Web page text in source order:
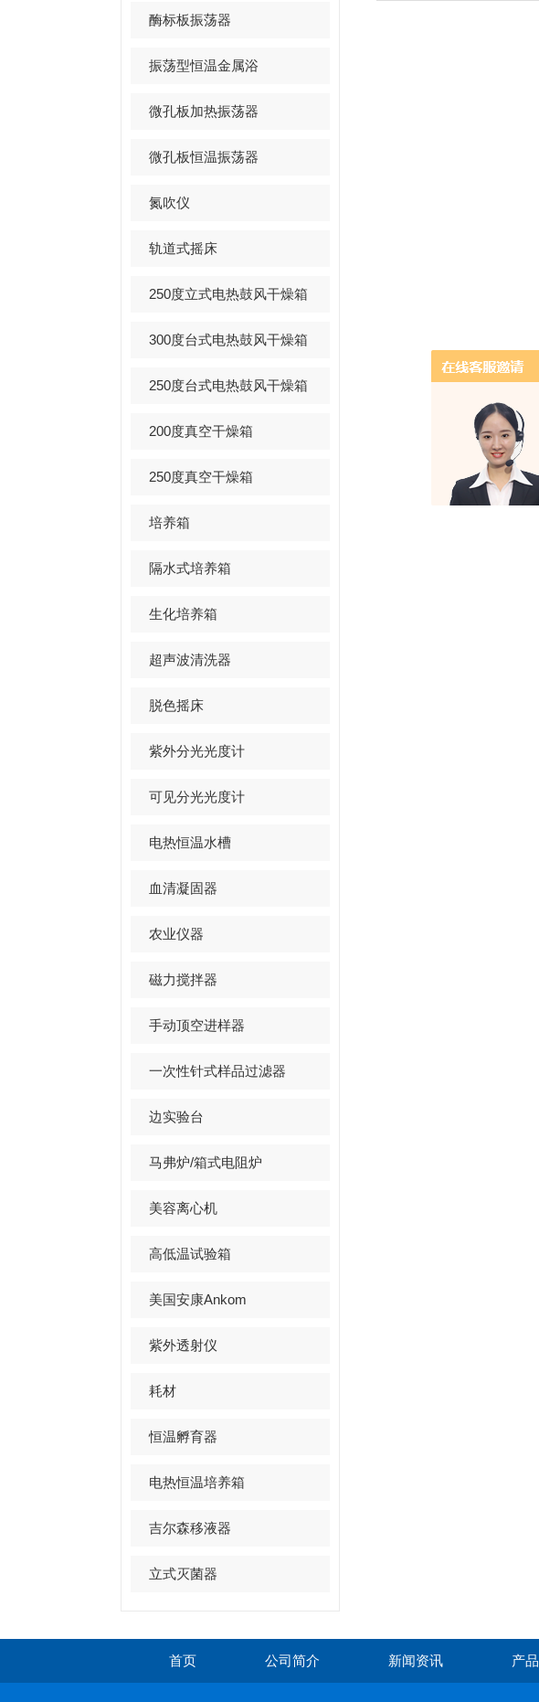
酶标板振荡器
振荡型恒温金属浴
微孔板加热振荡器
微孔板恒温振荡器
氮吹仪
轨道式摇床
250度立式电热鼓风干燥箱
300度台式电热鼓风干燥箱
250度台式电热鼓风干燥箱
200度真空干燥箱
250度真空干燥箱
培养箱
隔水式培养箱
生化培养箱
超声波清洗器
脱色摇床
紫外分光光度计
可见分光光度计
电热恒温水槽
血清凝固器
农业仪器
磁力搅拌器
手动顶空进样器
一次性针式样品过滤器
边实验台
马弗炉/箱式电阻炉
美容离心机
高低温试验箱
美国安康Ankom
紫外透射仪
耗材
恒温孵育器
电热恒温培养箱
吉尔森移液器
立式灭菌器
首页 公司简介 新闻资讯 产